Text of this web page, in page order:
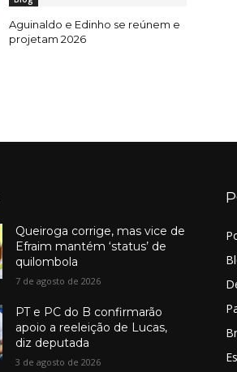
Aguinaldo e Edinho se reúnem e
projetam 2026
Queiroga corrige, mas vice de
Efraim mantém ‘status’ de
quilombola
7 de agosto de 2026
PT e PC do B confirmarão
apoio a reeleição de Lucas,
diz deputada
3 de agosto de 2026